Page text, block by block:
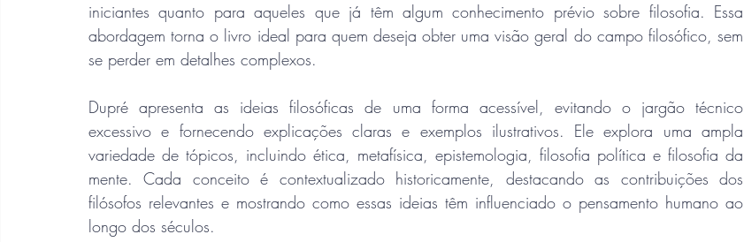
iniciantes quanto para aqueles que já têm algum conhecimento prévio sobre filosofia. Essa
abordagem torna o livro ideal para quem deseja obter uma visão geral do campo filosófico, sem
se perder em detalhes complexos.
Dupré apresenta as ideias filosóficas de uma forma acessível, evitando o jargão técnico
excessivo e fornecendo explicações claras e exemplos ilustrativos. Ele explora uma ampla
variedade de tópicos, incluindo ética, metafísica, epistemologia, filosofia política e filosofia da
mente. Cada conceito é contextualizado historicamente, destacando as contribuições dos
filósofos relevantes e mostrando como essas ideias têm influenciado o pensamento humano ao
longo dos séculos.